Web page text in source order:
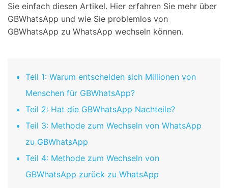
Sie einfach diesen Artikel. Hier erfahren Sie mehr über
GBWhatsApp und wie Sie problemlos von
GBWhatsApp zu WhatsApp wechseln können.
Teil 1: Warum entscheiden sich Millionen von
Menschen für GBWhatsApp?
Teil 2: Hat die GBWhatsApp Nachteile?
Teil 3: Methode zum Wechseln von WhatsApp
zu GBWhatsApp
Teil 4: Methode zum Wechseln von
GBWhatsApp zurück zu WhatsApp